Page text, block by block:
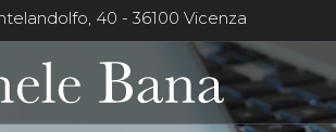
40 - 36100 Vicenza